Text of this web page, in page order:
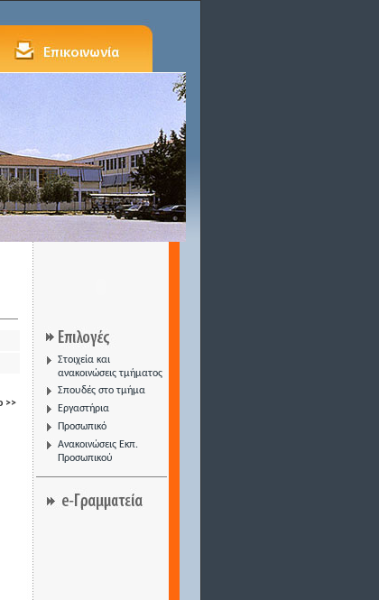
>>
Στοιχεία και
ανακοινώσεις τμήματος
Σπουδές στο τμήμα
Εργαστήρια
Προσωπικό
Ανακοινώσεις Εκπ.
Προσωπικού